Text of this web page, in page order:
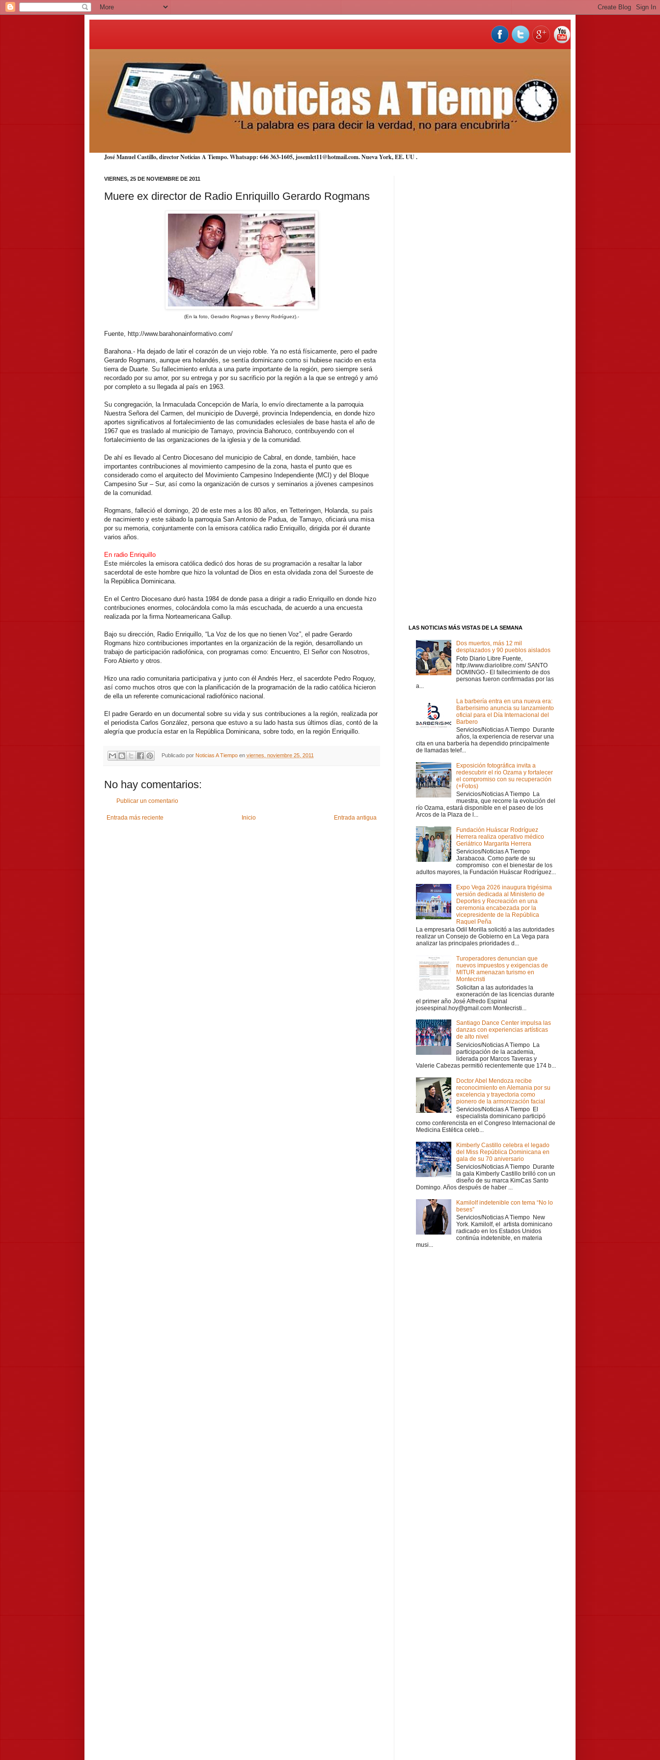
José Manuel Castillo, director Noticias A Tiempo. Whatsapp: 646 363-1605, josemlct11@hotmail.com. Nueva York,EE. UU.
VIERNES, 25 DE NOVIEMBRE DE 2011
Muere ex director de Radio Enriquillo Gerardo Rogmans
(En la foto, Geradro Rogmas y Benny Rodríguez).-
Fuente, http://www.barahonainformativo.com/
Barahona.- Ha dejado de latir el corazón de un viejo roble. Ya no está físicamente, pero el padre
Gerardo Rogmans, aunque era holandés, se sentía dominicano como si hubiese nacido en esta
tierra de Duarte. Su fallecimiento enluta a una parte importante de la región, pero siempre será
recordado por su amor, por su entrega y por su sacrificio por la región a la que se entregó y amó
por completo a su llegada al país en 1963.
Su congregación, la Inmaculada Concepción de María, lo envío directamente a la parroquia
Nuestra Señora del Carmen, del municipio de Duvergé, provincia Independencia, en donde hizo
aportes significativos al fortalecimiento de las comunidades eclesiales de base hasta el año de
1967 que es traslado al municipio de Tamayo, provincia Bahoruco, contribuyendo con el
fortalecimiento de las organizaciones de la iglesia y de la comunidad.
De ahí es llevado al Centro Diocesano del municipio de Cabral, en donde, también, hace
importantes contribuciones al movimiento campesino de la zona, hasta el punto que es
considerado como el arquitecto del Movimiento Campesino Independiente (MCI) y del Bloque
Campesino Sur – Sur, así como la organización de cursos y seminarios a jóvenes campesinos
de la comunidad.
Rogmans, falleció el domingo, 20 de este mes a los 80 años, en Tetteringen, Holanda, su país
de nacimiento y este sábado la parroquia San Antonio de Padua, de Tamayo, oficiará una misa
por su memoria, conjuntamente con la emisora católica radio Enriquillo, dirigida por él durante
varios años.
En radio Enriquillo
Este miércoles la emisora católica dedicó dos horas de su programación a resaltar la labor
sacerdotal de este hombre que hizo la voluntad de Dios en esta olvidada zona del Suroeste de
la República Dominicana.
En el Centro Diocesano duró hasta 1984 de donde pasa a dirigir a radio Enriquillo en donde hizo
contribuciones enormes, colocándola como la más escuchada, de acuerdo a una encuesta
realizada por la firma Norteamericana Gallup.
Bajo su dirección, Radio Enriquillo, “La Voz de los que no tienen Voz”, el padre Gerardo
Rogmans hizo contribuciones importantes en la organización de la región, desarrollando un
trabajo de participación radiofónica, con programas como: Encuentro, El Señor con Nosotros,
Foro Abierto y otros.
Hizo una radio comunitaria participativa y junto con él Andrés Herz, el sacerdote Pedro Roquoy,
así como muchos otros que con la planificación de la programación de la radio católica hicieron
de ella un referente comunicacional radiofónico nacional.
El padre Gerardo en un documental sobre su vida y sus contribuciones a la región, realizada por
el periodista Carlos González, persona que estuvo a su lado hasta sus últimos días, contó de la
alegría que producía estar en la República Dominicana, sobre todo, en la región Enriquillo.
Publicado por Noticias A Tiempo en viernes, noviembre 25, 2011
No hay comentarios:
Publicar un comentario
Entrada más reciente Entrada antigua
Inicio
LAS NOTICIAS MÁS VISTAS DE LA SEMANA
Dos muertos, más 12 mil
desplazados y 90 pueblos aislados
Foto Diario Libre Fuente,
http://www.diariolibre.com/ SANTO
DOMINGO.- El fallecimiento de dos
personas fueron confirmadas por las
a...
La barbería entra en una nueva era:
Barberisimo anuncia su lanzamiento
oficial para el Día Internacional del
Barbero
Servicios/Noticias A Tiempo Durante
años, la experiencia de reservar una
cita en una barbería ha dependido principalmente
de llamadas telef...
Exposición fotográfica invita a
redescubrir el río Ozama y fortalecer
el compromiso con su recuperación
(+Fotos)
Servicios/Noticias A Tiempo La
muestra, que recorre la evolución del
río Ozama, estará disponible en el paseo de los
Arcos de la Plaza de l...
Fundación Huáscar Rodríguez
Herrera realiza operativo médico
Geriátrico Margarita Herrera
Servicios/Noticias A Tiempo
Jarabacoa. Como parte de su
compromiso con el bienestar de los
adultos mayores, la Fundación Huáscar Rodríguez...
Expo Vega 2026 inaugura trigésima
versión dedicada al Ministerio de
Deportes y Recreación en una
ceremonia encabezada por la
vicepresidente de la República
Raquel Peña
La empresaria Odil Morilla solicitó a las autoridades
realizar un Consejo de Gobierno en La Vega para
analizar las principales prioridades d...
Turoperadores denuncian que
nuevos impuestos y exigencias de
MITUR amenazan turismo en
Montecristi
Solicitan a las autoridades la
exoneración de las licencias durante
el primer año José Alfredo Espinal
joseespinal.hoy@gmail.com Montecristi...
Santiago Dance Center impulsa las
danzas con experiencias artísticas
de alto nivel
Servicios/Noticias A Tiempo La
participación de la academia,
liderada por Marcos Taveras y
Valerie Cabezas permitió recientemente que 174 b...
Doctor Abel Mendoza recibe
reconocimiento en Alemania por su
excelencia y trayectoria como
pionero de la armonización facial
Servicios/Noticias A Tiempo El
especialista dominicano participó
como conferencista en el Congreso Internacional de
Medicina Estética celeb...
Kimberly Castillo celebra el legado
del Miss República Dominicana en
gala de su 70 aniversario
Servicios/Noticias A Tiempo Durante
la gala Kimberly Castillo brilló con un
diseño de su marca KimCas Santo
Domingo. Años después de haber ...
Kamilolf indetenible con tema “No lo
beses”
Servicios/Noticias A Tiempo New
York. Kamilolf, el artista dominicano
radicado en los Estados Unidos
continúa indetenible, en materia
musi...